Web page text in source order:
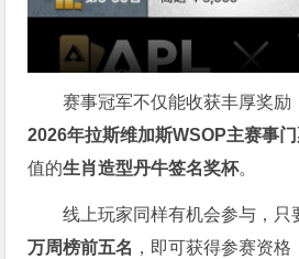
赛事冠军不仅能收获丰厚奖励
2026年拉斯维加斯WSOP主赛事
值的生肖造型丹牛签名奖杯。
线上玩家同样有机会参与，只
万周榜前五名 ，即可获得参赛资